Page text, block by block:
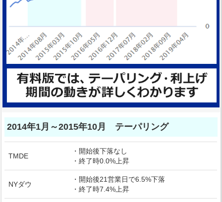
2014年1月～2015年10月 テーパリング
TMDE
・開始後下落なし
・終了時0.0%上昇
NYダウ
・開始後21営業日で6.5%下落
・終了時7.4%上昇